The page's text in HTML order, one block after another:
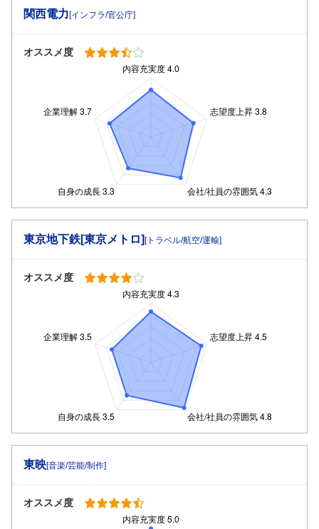
関西電力[インフラ/官公庁]
オススメ度
東京地下鉄[東京メトロ][トラベル/航空/運輸]
オススメ度
東映[音楽/芸能/制作]
オススメ度